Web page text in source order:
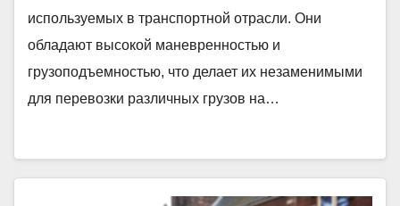
используемых в транспортной отрасли. Они
обладают высокой маневренностью и
грузоподъемностью, что делает их незаменимыми
для перевозки различных грузов на…